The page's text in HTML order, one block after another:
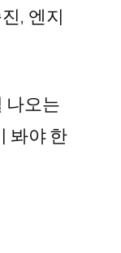
, 엔지
나오는
봐야 한